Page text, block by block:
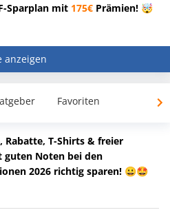
Sparplan mit 175€ Prämien! 🤯
anzeigen
Favoriten
Rabatte, T-Shirts & freier
Noten bei den
2026 richtig sparen! 😀🤩